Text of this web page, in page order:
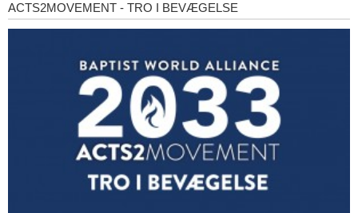
Acts2Movement
-
ACTS2MOVEMENT - TRO I BEVÆGELSE